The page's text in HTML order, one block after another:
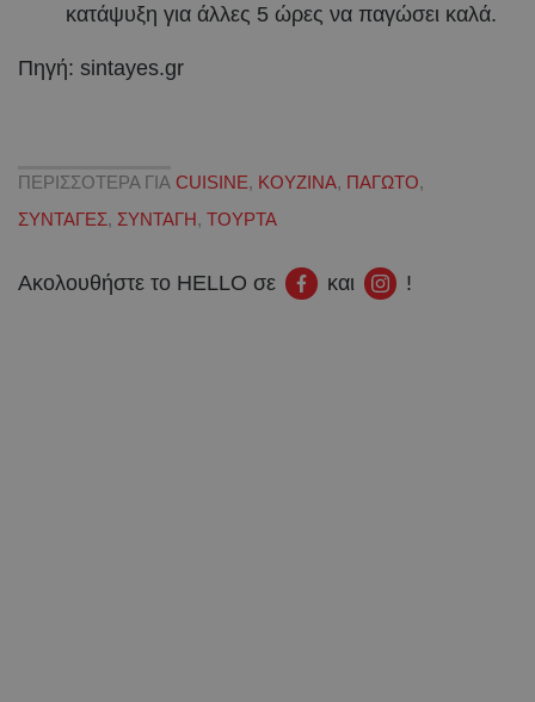
κατάψυξη για άλλες 5 ώρες να παγώσει καλά.
Πηγή: sintayes.gr
ΠΕΡΙΣΣΟΤΕΡΑ ΓΙΑ CUISINE, ΚΟΥΖΙΝΑ, ΠΑΓΩΤΟ,
ΣΥΝΤΑΓΕΣ, ΣΥΝΤΑΓΗ, ΤΟΥΡΤΑ
Ακολουθήστε το HELLO σε και !